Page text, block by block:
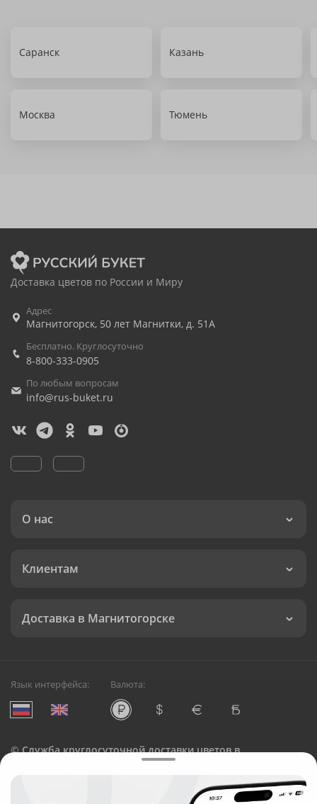
Саранск Казань
Москва Тюмень
Доставка цветов по России и Миру
Адрес
Магнитогорск, 50 лет Магнитки, д. 51А
Бесплатно. Круглосуточно
8-800-333-0905
По любым вопросам
info@rus-buket.ru
О нас
Клиентам
Доставка в Магнитогорске
Язык интерфейса: Валюта:
©Служба круглосуточной доставки цветов в
Русский Букет, 2026